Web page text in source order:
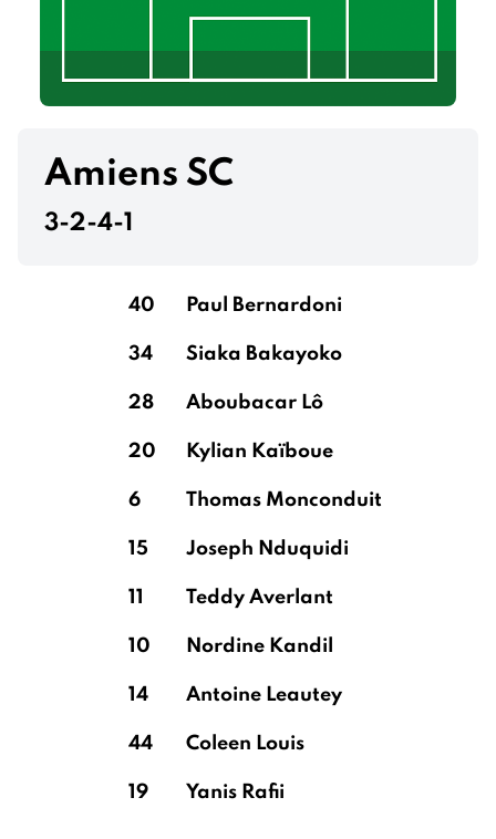
Amiens SC
3-2-4-1
40 Paul Bernardoni
34 Siaka Bakayoko
28 Aboubacar Lô
20 Kylian Kaïboue
6 Thomas Monconduit
15 Joseph Nduquidi
11 Teddy Averlant
10 Nordine Kandil
14 Antoine Leautey
44 Coleen Louis
19 Yanis Rafii